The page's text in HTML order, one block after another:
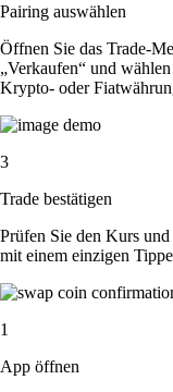
Pairing auswählen
Öffnen Sie das Trade-
„Verkaufen“ und
Krypto- oder
3
Trade bestätigen
Prüfen Sie den Kurs
mit einem einzigen
1
App öffnen